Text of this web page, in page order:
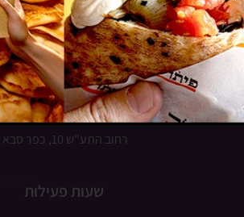
צור קשר
טל´: 072-3718936
פקס: 09-8336808
www.insight-israel.co.il
רחוב התע"ש 10, כפר סבא
שעות פעילות